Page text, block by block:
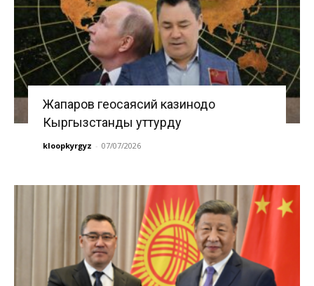
Жапаров геосаясий казинодо
Кыргызстанды уттурду
kloopkyrgyz - 07/07/2026